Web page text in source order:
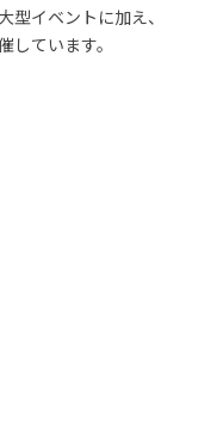
型イベントに加え、
しています。